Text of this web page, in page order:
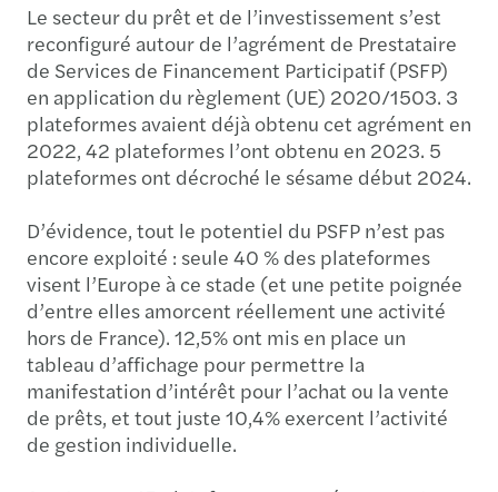
Le secteur du prêt et de l’investissement s’est
reconfiguré autour de l’agrément de Prestataire
de Services de Financement Participatif (PSFP)
en application du règlement (UE) 2020/1503. 3
plateformes avaient déjà obtenu cet agrément en
2022, 42 plateformes l’ont obtenu en 2023. 5
plateformes ont décroché le sésame début 2024.
D’évidence, tout le potentiel du PSFP n’est pas
encore exploité : seule 40 % des plateformes
visent l’Europe à ce stade (et une petite poignée
d’entre elles amorcent réellement une activité
hors de France). 12,5% ont mis en place un
tableau d’affichage pour permettre la
manifestation d’intérêt pour l’achat ou la vente
de prêts, et tout juste 10,4% exercent l’activité
de gestion individuelle.